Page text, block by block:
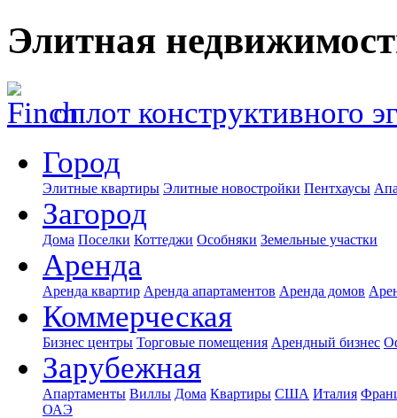
Элитная
оплот конструктивного
Город
Элитные квартиры Элитные новостройки Пентхаусы
Загород
Дома Поселки Коттеджи Особняки Земельные участки
Аренда
Аренда квартир Аренда апартаментов Аренда домов
Коммерческая
Бизнес центры Торговые помещения Арендный бизнес
Зарубежная
Апартаменты Виллы Дома Квартиры США Италия
ОАЭ